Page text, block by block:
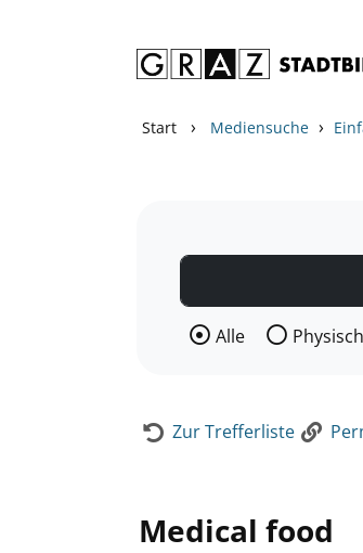
Start › Mediensuche ›
Wählen Sie die
Alle
Zur Trefferliste
Medical food